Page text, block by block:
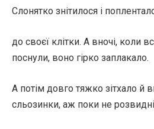
Слонятко знітилося і
до своєї клітки. А вночі, коли
поснули, воно гірко заплакало.
А потім довго тяжко зітхало й
сльозинки, аж поки не